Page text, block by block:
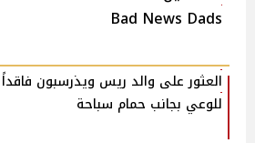
Bad News Dads
العثور على والد ريس ويذرسبون فاقداً
للوعي بجانب حمام سباحة